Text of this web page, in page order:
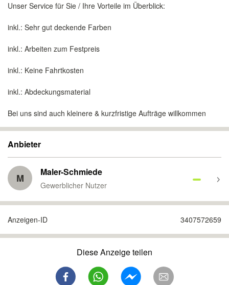
Unser Service für Sie / Ihre Vorteile im Überblick:
inkl.: Sehr gut deckende Farben
inkl.: Arbeiten zum Festpreis
inkl.: Keine Fahrtkosten
inkl.: Abdeckungsmaterial
Bei uns sind auch kleinere & kurzfristige Aufträge willkommen
Anbieter
M Maler-Schmiede
Gewerblicher Nutzer
Anzeigen-ID 3407572659
Diese Anzeige teilen